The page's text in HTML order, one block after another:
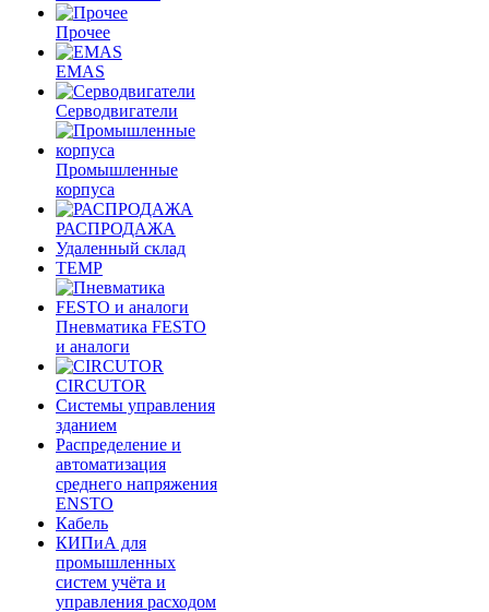
Прочее
EMAS
Cерводвигатели
Промышленные
корпуса
РАСПРОДАЖА
Удаленный склад
TEMP
Пневматика FESTO
и аналоги
CIRCUTOR
Системы управления
зданием
Распределение и
автоматизация
среднего напряжения
ENSTO
Кабель
КИПиА для
промышленных
систем учёта и
управления расходом